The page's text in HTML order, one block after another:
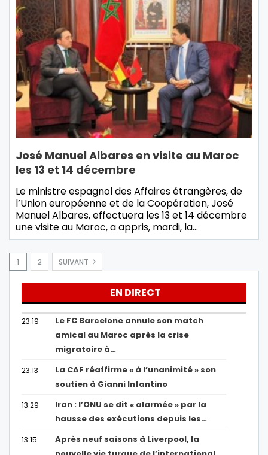
José Manuel Albares en visite au Maroc
les 13 et 14 décembre
Le ministre espagnol des Affaires étrangères, de
l’Union européenne et de la Coopération, José
Manuel Albares, effectuera les 13 et 14 décembre
une visite au Maroc, a appris, mardi, la…
1 2 SUIVANT
EN DIRECT
23:19
Le FC Barcelone annule son match
amical au Maroc après la crise
migratoire à…
23:13
La CAF réaffirme « à l’unanimité » son
soutien à Gianni Infantino
13:29
Iran : l’ONU se dit « alarmée » par la
hausse des exécutions depuis les…
13:15
Après neuf saisons à Liverpool, la